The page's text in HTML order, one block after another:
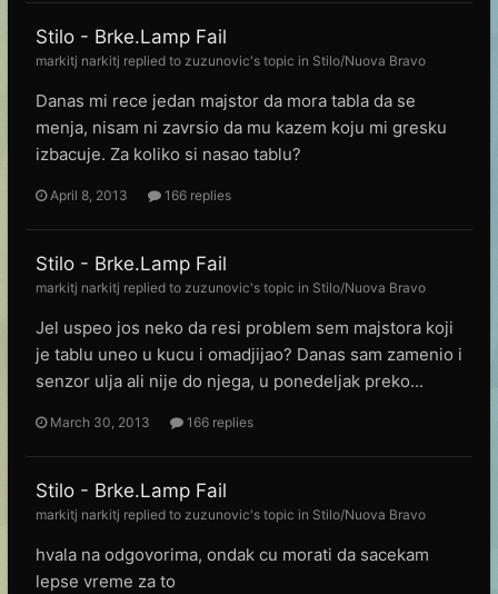
Stilo - Brke.Lamp Fail
markitj narkitj replied to zuzunovic's topic in Stilo/Nuova Bravo
Danas mi rece jedan majstor da mora tabla da se
menja, nisam ni zavrsio da mu kazem koju mi gresku
izbacuje. Za koliko si nasao tablu?
April 8, 2013 166 replies
Stilo - Brke.Lamp Fail
markitj narkitj replied to zuzunovic's topic in Stilo/Nuova Bravo
Jel uspeo jos neko da resi problem sem majstora koji
je tablu uneo u kucu i omadjijao? Danas sam zamenio i
senzor ulja ali nije do njega, u ponedeljak preko...
March 30, 2013 166 replies
Stilo - Brke.Lamp Fail
markitj narkitj replied to zuzunovic's topic in Stilo/Nuova Bravo
hvala na odgovorima, ondak cu morati da sacekam
lepse vreme za to